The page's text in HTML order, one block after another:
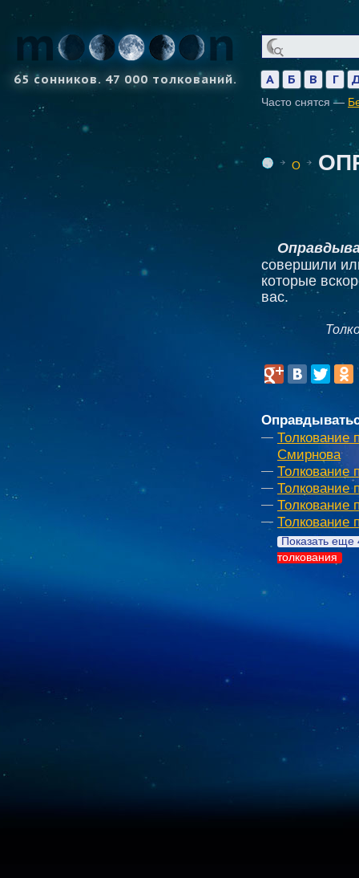
65 сонников. 47 000 толкований. А Б В Г
Часто снятся —
О
совершили
которые
вас.
Толкование
Смирнова
Толкование
Толкование
Толкование
Толкование
Показать еще
толкования